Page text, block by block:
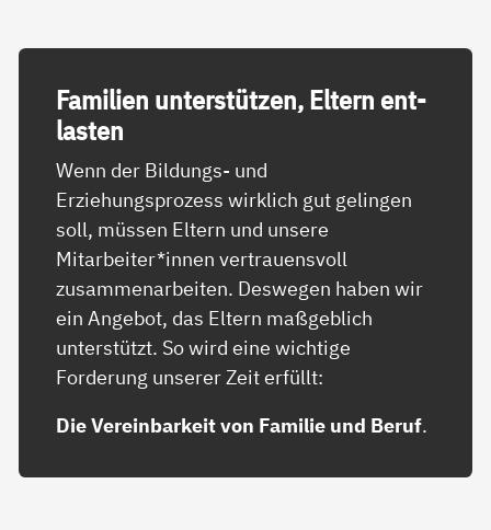
Fa­mi­li­en un­ter­stüt­zen, El­tern ent­
las­ten
Wenn der Bildungs- und
Erziehungsprozess wirklich gut gelingen
soll, müssen Eltern und unsere
Mitarbeiter*innen vertrauensvoll
zusammenarbeiten. Deswegen haben wir
ein Angebot, das Eltern maßgeblich
unterstützt. So wird eine wichtige
Forderung unserer Zeit erfüllt:
Die Vereinbarkeit von Familie und Beruf.